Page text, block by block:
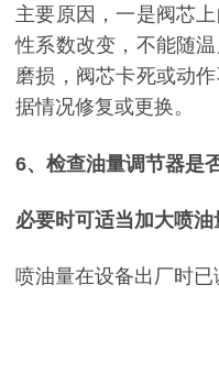
主要原因，一是阀芯
性系数改变，不能随
磨损，阀芯卡死或动
据情况修复或更换。
6、检查油量调节器是
必要时可适当加大喷油
喷油量在设备出厂时已